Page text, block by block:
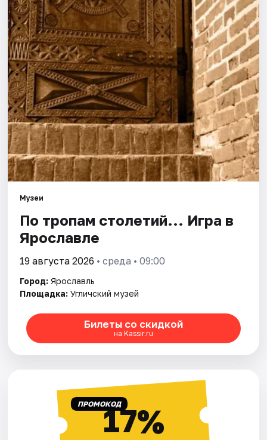
Артисты
Рейтинги
Музеи
По тропам столетий... Игра в
Ярославле
19 августа 2026 • среда • 09:00
Город: Ярославль
Площадка: Угличский музей
Билеты со скидкой
на Kassir.ru
ПРОМОКОД17%